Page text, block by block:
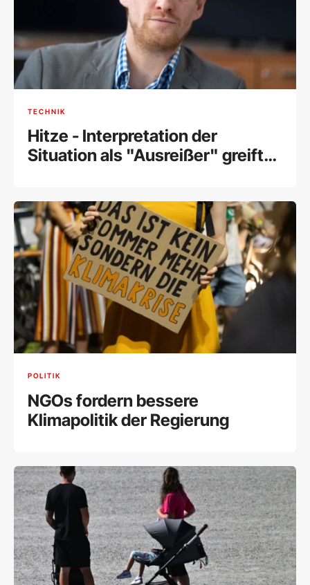
TECHNIK
Hitze - Interpretation der
Situation als "Ausreißer" greift
POLITIK
NGOs fordern bessere
Klimapolitik der Regierung